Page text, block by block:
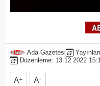
Ada Gazetesi
Düzenleme: 13.12.2022
A+ A-